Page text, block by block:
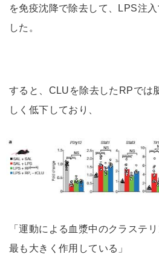
を免疫沈降で除去して、LPS注
した。
すると、CLUを除去したRPでは
しく低下しており、
「運動による血漿中のクラステ
最も大きく作用している」